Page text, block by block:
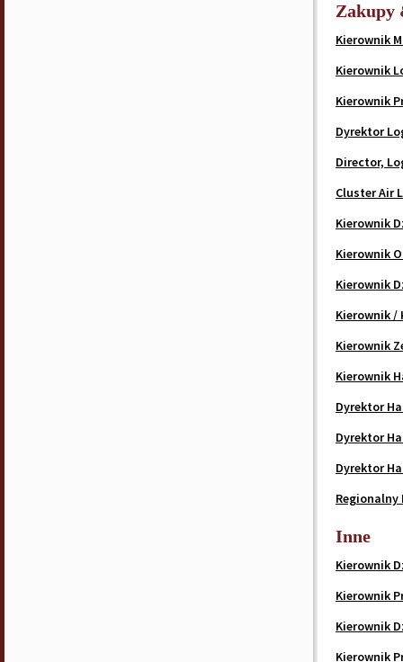
Zakupy
Kierownik
Kierownik
Kierownik
Dyrektor
Director,
Cluster Air
Kierownik
Kierownik
Kierownik
Kierownik /
Kierownik
Kierownik
Dyrektor
Dyrektor
Dyrektor
Regionalny
Inne
Kierownik
Kierownik
Kierownik
Kierownik